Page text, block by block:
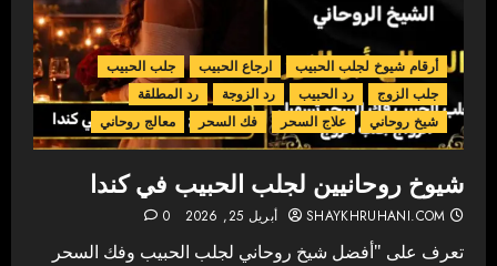
أرقام شيوخ لجلب الحبيب ارجاع الحبيب
جلب الحبيب
جلب الزوج
رد الحبيب رد الزوجة
رد المطلقة
شيخ روحاني
علاج السحر فك السحر معالج روحاني
شيوخ روحانيين لجلب الحبيب في كندا
SHAYKHRUHANI.COM أبريل 25, 2026 0
تعرف على "أفضل شيخ روحاني لجلب الحبيب وفك السحر